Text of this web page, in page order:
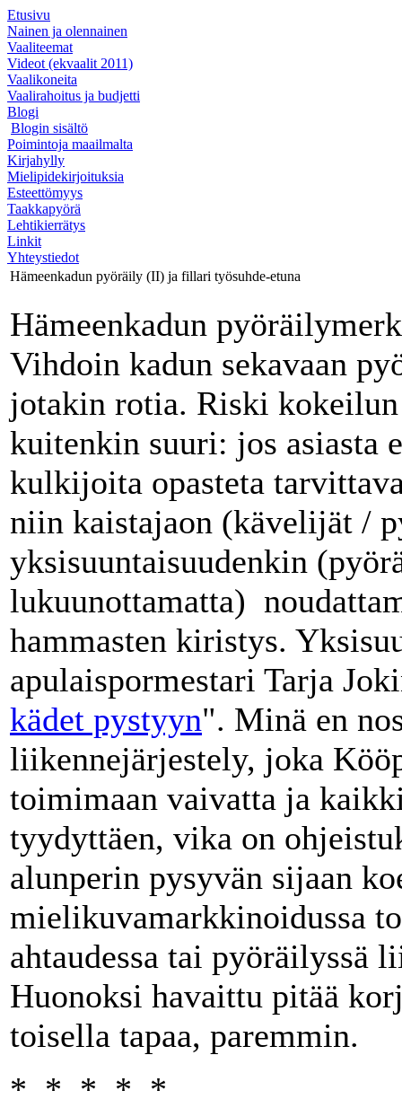
Etusivu
Nainen ja olennainen
Vaaliteemat
Videot (ekvaalit 2011)
Vaalikoneita
Vaalirahoitus ja budjetti
Blogi
Blogin sisältö
Poimintoja maailmalta
Kirjahylly
Mielipidekirjoituksia
Esteettömyys
Taakkapyörä
Lehtikierrätys
Linkit
Yhteystiedot
Hämeenkadun pyöräily (II) ja fillari työsuhde-etuna
Hämeenkadun
Vihdoin kadun sekavaan
jotakin rotia. Riski
kuitenkin suuri: jos asiasta
kulkijoita opasteta
niin kaistajaon (kävelijät /
yksisuuntaisuudenkin
lukuunottamatta)
hammasten kiristys.
apulaispormestari Tarja
kädet pystyyn". Minä en
liikennejärjestely, joka
toimimaan vaivatta ja
tyydyttäen, vika on
alunperin pysyvän sijaan
mielikuvamarkkinoidussa
ahtaudessa tai pyöräilyssä
Huonoksi havaittu pitää
toisella tapaa, paremmin.
* * * * *